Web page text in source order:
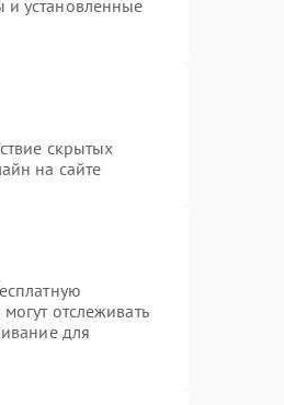
и установленные
скрытых
на сайте
отслеживать
для